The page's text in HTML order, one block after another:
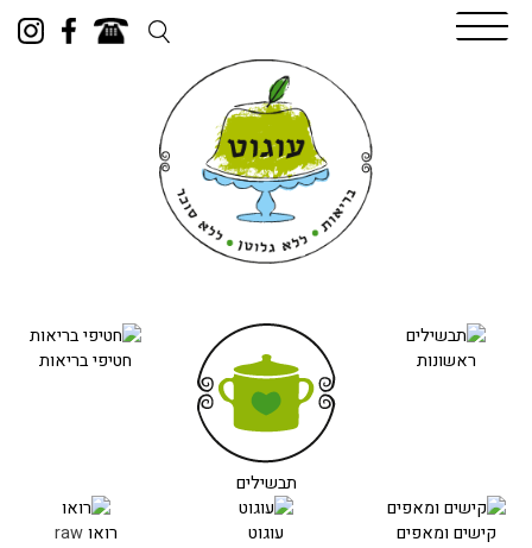
Skip
to
ראשונות
תבשילים
חטיפי בריאות
קישים ומאפים עוגוט רואוraw